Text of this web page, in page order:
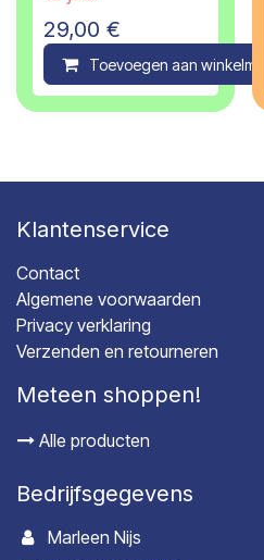
29,00 €
Toevoegen aan
Klantenservice
Contact
Algemene voorwaarden
Privacy verklaring
Verzenden en retourneren
Meteen shoppen!
Alle producten
Bedrijfsgegevens
Marleen Nijs